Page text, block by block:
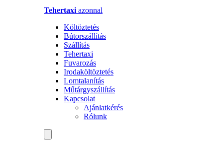
Tehertaxi azonnal
Költöztetés
Bútorszállítás
Szállítás
Tehertaxi
Fuvarozás
Irodaköltöztetés
Lomtalanítás
Műtárgyszállítás
Kapcsolat
Ajánlatkérés
Rólunk